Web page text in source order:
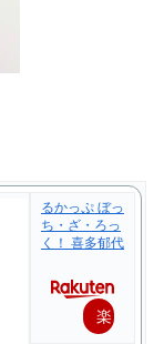
るかっぷ ぼっ
ち・ざ・ろっ
く！ 喜多郁代
楽